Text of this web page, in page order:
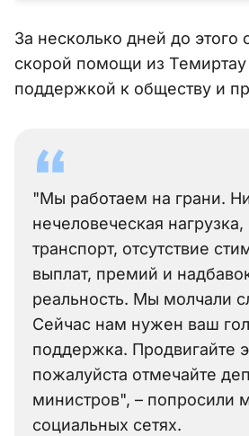
За несколько дней до этого
скорой помощи из Темиртау
поддержкой к обществу и
"Мы работаем на грани.
нечеловеческая
транспорт, отсутствие
выплат, премий и
реальность. Мы молчали
Сейчас нам нужен ваш
поддержка. Продвигайте
пожалуйста отмечайте
министров", – попросили
социальных сетях.